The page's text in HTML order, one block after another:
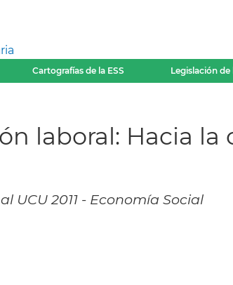
Cartografías de la ESS Legislación de
laboral: Hacia la
UCU 2011 - Economía Social